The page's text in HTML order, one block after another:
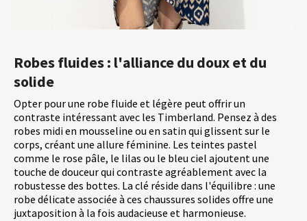
Robes fluides : l'alliance du doux et du
solide
Opter pour une robe fluide et légère peut offrir un
contraste intéressant avec les Timberland. Pensez à des
robes midi en mousseline ou en satin qui glissent sur le
corps, créant une allure féminine. Les teintes pastel
comme le rose pâle, le lilas ou le bleu ciel ajoutent une
touche de douceur qui contraste agréablement avec la
robustesse des bottes. La clé réside dans l'équilibre : une
robe délicate associée à ces chaussures solides offre une
juxtaposition à la fois audacieuse et harmonieuse.